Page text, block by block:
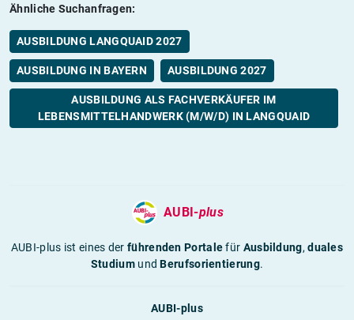
Ähnliche Suchanfragen:
AUSBILDUNG LANGQUAID 2027
AUSBILDUNG IN BAYERN AUSBILDUNG 2027
AUSBILDUNG ALS FACHVERKÄUFER IM
LEBENSMITTELHANDWERK (M/W/D) IN LANGQUAID
AUBI-plus
AUBI-plus ist eines derführenden Portalefür Ausbildung,duales
StudiumundBerufsorientierung.
AUBI-plus